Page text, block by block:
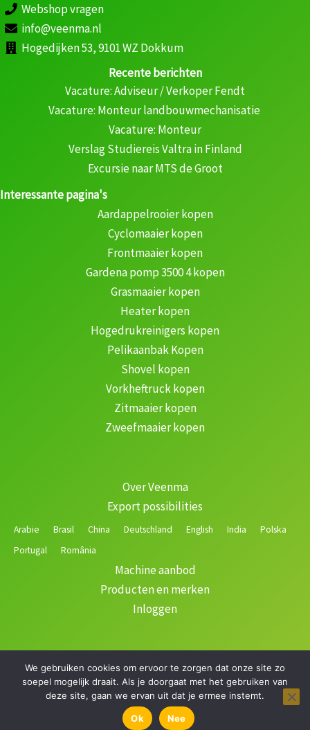
Webshop vragen
info@veenma.nl
Hogedijken 53, 9101 WZ Dokkum
Recente berichten
Vacature: Adviseur / Verkoper Fendt
Vacature: Monteur landbouwmechanisatie
Vacature: Monteur
Verslag Studiereis Valtra in Finland
Excursie naar MTS de Groot
Interessante pagina's
Aardappelrooier kopen
Cyclomaaier kopen
Frontmaaier kopen
Gardena pomp 3500 4 kopen
Grasmaaier kopen
Heater kopen
Hogedrukreinigers kopen
Pelikaanbak Kopen
Shovel kopen
Vorkheftruck kopen
Zitmaaier kopen
Zweefmaaier kopen
Over Veenma
Export possibilities
Arabie Brasil China Deutschland English India
Polska
Portugal
România
Machine aanbod
Producten en merken
Inloggen
Copyright © 2026 Veenma | Gerealiseerd door
We gebruiken cookies om ervoor te zorgen dat onze site zo
soepel mogelijk draait. Als je doorgaat met het gebruiken van
deze site, gaan we ervan uit dat je ermee instemt.
Ok Nee